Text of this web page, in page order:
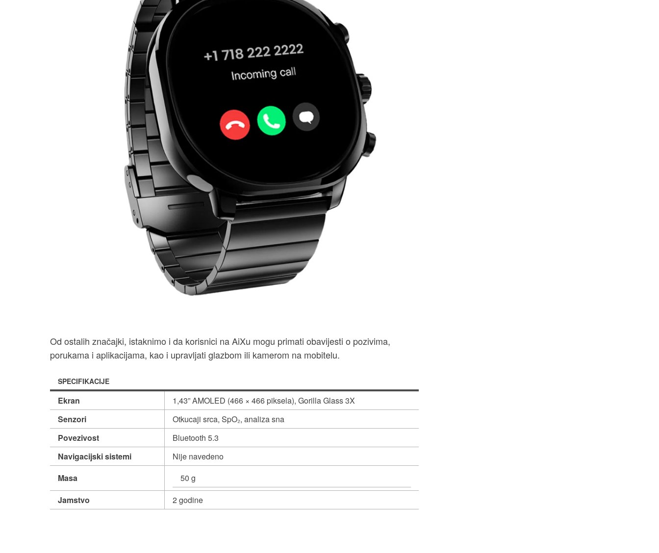
Od ostalih značajki, istaknimo i da korisnici na AiXu mogu primati obavijesti o pozivima,
porukama i aplikacijama, kao i upravljati glazbom ili kamerom na mobitelu.
SPECIFIKACIJE
Ekran
1,43” AMOLED (466 × 466 piksela), Gorilla Glass 3X
Senzori
Otkucaji srca, SpO₂, analiza sna
Povezivost
Bluetooth 5.3
Navigacijski sistemi
Nije navedeno
Masa
50 g
Jamstvo
2 godine